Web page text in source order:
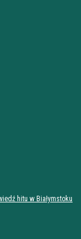
hitu w Białymstoku